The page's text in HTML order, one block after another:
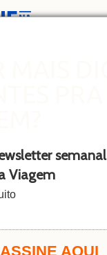
semanal
Viagem
ASSINE AQUI